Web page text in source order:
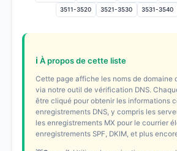
3511-3520 3521-3530 3531-3540
ℹ️ À propos de cette liste
Cette page affiche les noms de domaine
via notre outil de vérification DNS.
être cliqué pour obtenir les informations
enregistrements DNS, y compris les
les enregistrements MX pour le courrier
enregistrements SPF, DKIM, et plus